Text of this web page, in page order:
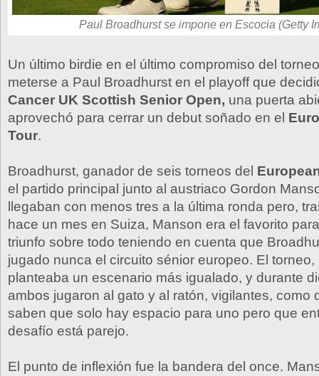
Paul Broadhurst se impone en Escocia (Getty
Un último birdie en el último compromiso del
meterse a Paul Broadhurst en el playoff que
Cancer UK Scottish Senior Open, una puerta
aprovechó para cerrar un debut soñado en el
Tour.
Broadhurst, ganador de seis torneos del
el partido principal junto al austriaco Gordon
llegaban con menos tres a la última ronda pero,
hace un mes en Suiza, Manson era el favorito
triunfo sobre todo teniendo en cuenta que
jugado nunca el circuito sénior europeo. El
planteaba un escenario más igualado, y durante
ambos jugaron al gato y al ratón, vigilantes, como
saben que solo hay espacio para uno pero que
desafío está parejo.
El punto de inflexión fue la bandera del once.